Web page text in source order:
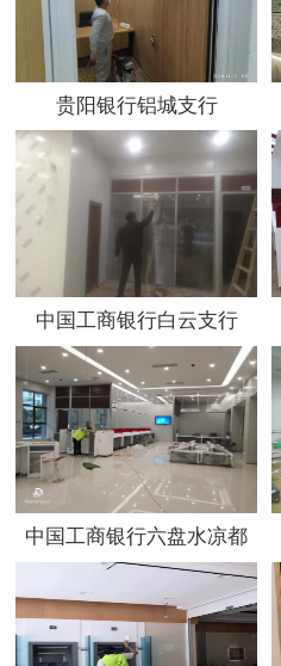
贵阳银行铝城支行
中国工商银行白云支行
中国工商银行六盘水凉都
宫支行